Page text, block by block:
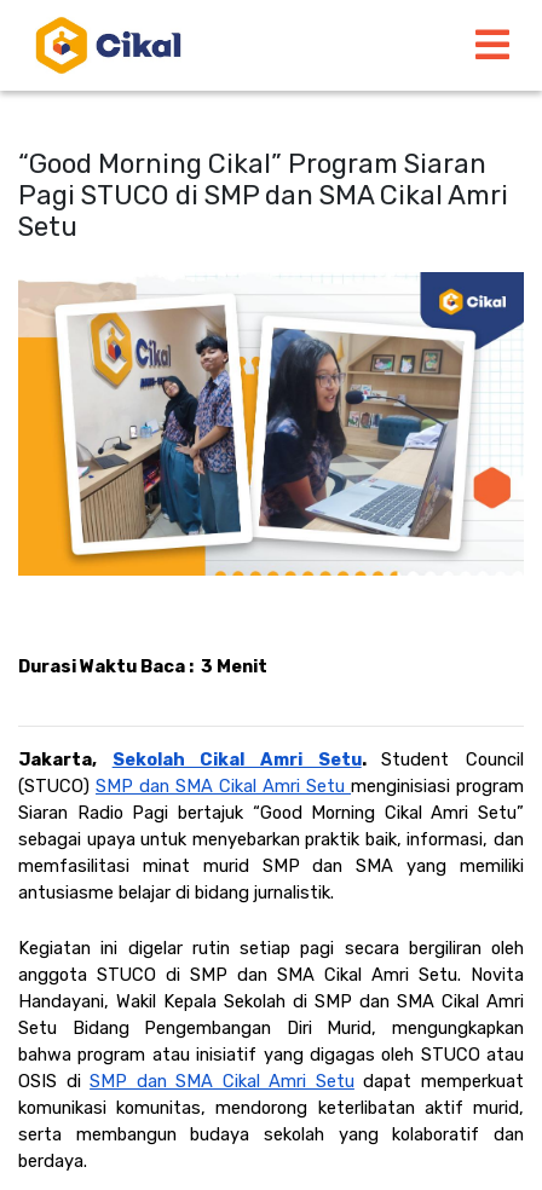
“Good Morning Cikal” Program Siaran
Pagi STUCO di SMP dan SMA Cikal Amri
Setu
Durasi Waktu Baca :  3 Menit
Jakarta, Sekolah Cikal Amri Setu. Student Council
(STUCO) SMP dan SMA Cikal Amri Setu menginisiasi program
Siaran Radio Pagi bertajuk “Good Morning Cikal Amri Setu”
sebagai upaya untuk menyebarkan praktik baik, informasi, dan
memfasilitasi minat murid SMP dan SMA yang memiliki
antusiasme belajar di bidang jurnalistik.
Kegiatan ini digelar rutin setiap pagi secara bergiliran oleh
anggota STUCO di SMP dan SMA Cikal Amri Setu. Novita
Handayani, Wakil Kepala Sekolah di SMP dan SMA Cikal Amri
Setu Bidang Pengembangan Diri Murid, mengungkapkan
bahwa program atau inisiatif yang digagas oleh STUCO atau
OSIS di SMP dan SMA Cikal Amri Setu dapat memperkuat
komunikasi komunitas, mendorong keterlibatan aktif murid,
serta membangun budaya sekolah yang kolaboratif dan
berdaya.